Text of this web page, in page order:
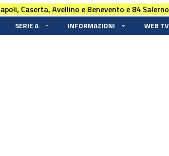
Caserta, Avellino e Benevento e 84 Salerno
SERIE A INFORMAZIONI WEB TV